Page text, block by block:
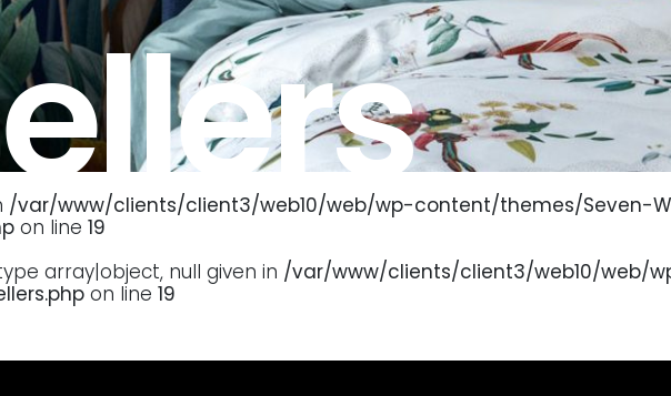
/var/www/clients/client3/web10/web/wp-content/themes/Seven-
on line19
array|object, null given in /var/www/clients/client3/web10/web/
on line19